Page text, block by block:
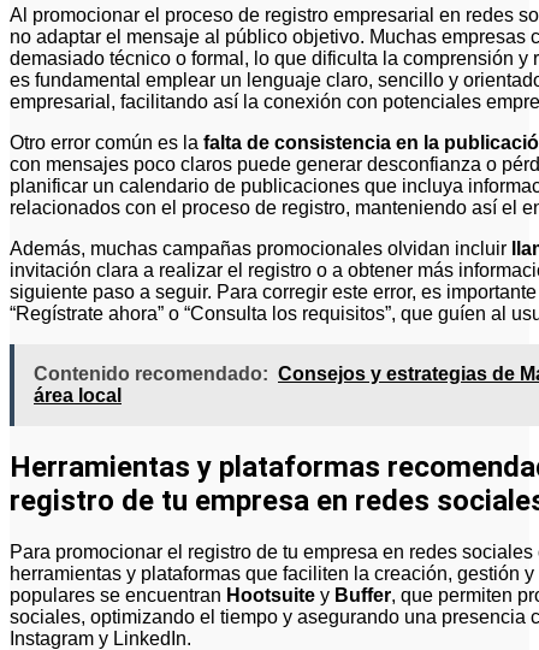
Al promocionar el proceso de registro empresarial en redes
no adaptar el mensaje al público objetivo. Muchas empresas
demasiado técnico o formal, lo que dificulta la comprensión
es fundamental emplear un lenguaje claro, sencillo y
empresarial, facilitando así la conexión con potenciales
Otro error común es la falta de consistencia en la
con mensajes poco claros puede generar desconfianza o
planificar un calendario de publicaciones que incluya
relacionados con el proceso de registro, manteniendo así el
Además, muchas campañas promocionales olvidan incluir
invitación clara a realizar el registro o a obtener más
siguiente paso a seguir. Para corregir este error, es
“Regístrate ahora” o “Consulta los requisitos”, que guíen al
Contenido recomendado: Consejos y estrategias de
área local
Herramientas y plataformas
registro de tu empresa en redes
Para promocionar el registro de tu empresa en redes
herramientas y plataformas que faciliten la creación, gestión
populares se encuentran Hootsuite y Buffer, que permiten
sociales, optimizando el tiempo y asegurando una presencia
Instagram y LinkedIn.